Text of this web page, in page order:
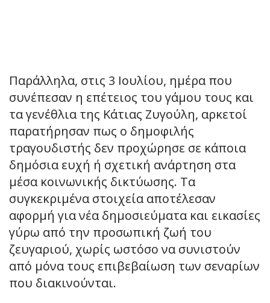
Παράλληλα, στις 3 Ιουλίου, ημέρα που
συνέπεσαν η επέτειος του γάμου τους και
τα γενέθλια της Κάτιας Ζυγούλη, αρκετοί
παρατήρησαν πως ο δημοφιλής
τραγουδιστής δεν προχώρησε σε κάποια
δημόσια ευχή ή σχετική ανάρτηση στα
μέσα κοινωνικής δικτύωσης. Τα
συγκεκριμένα στοιχεία αποτέλεσαν
αφορμή για νέα δημοσιεύματα και εικασίες
γύρω από την προσωπική ζωή του
ζευγαριού, χωρίς ωστόσο να συνιστούν
από μόνα τους επιβεβαίωση των σεναρίων
που διακινούνται.